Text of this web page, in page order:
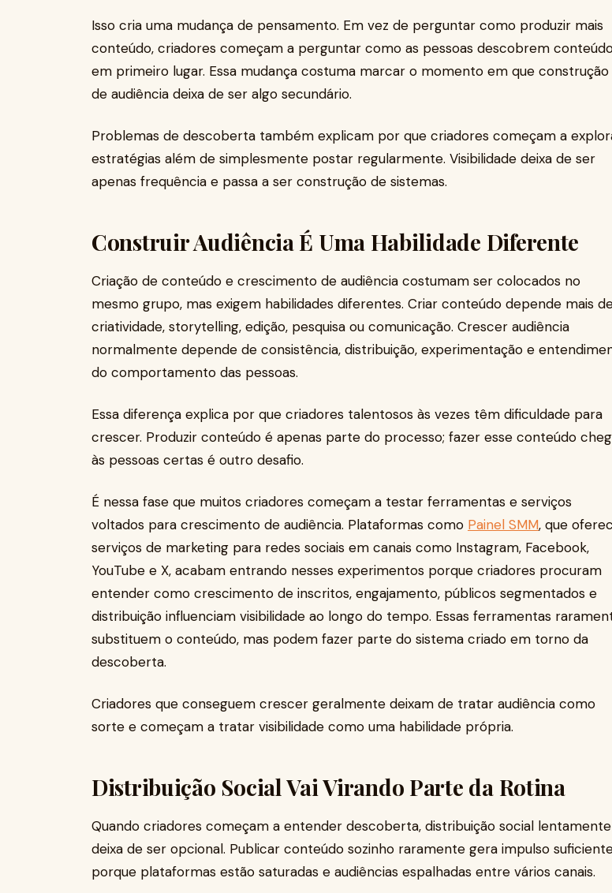
Isso cria uma mudança de pensamento. Em vez de perguntar como produzir mais
conteúdo, criadores começam a perguntar como as pessoas descobrem
em primeiro lugar. Essa mudança costuma marcar o momento em que construção
de audiência deixa de ser algo secundário.
Problemas de descoberta também explicam por que criadores começam a
estratégias além de simplesmente postar regularmente. Visibilidade deixa de ser
apenas frequência e passa a ser construção de sistemas.
Construir Audiência É Uma Habilidade Diferente
Criação de conteúdo e crescimento de audiência costumam ser colocados no
mesmo grupo, mas exigem habilidades diferentes. Criar conteúdo depende mais
criatividade, storytelling, edição, pesquisa ou comunicação. Crescer audiência
normalmente depende de consistência, distribuição, experimentação e
do comportamento das pessoas.
Essa diferença explica por que criadores talentosos às vezes têm dificuldade para
crescer. Produzir conteúdo é apenas parte do processo; fazer esse conteúdo
às pessoas certas é outro desafio.
É nessa fase que muitos criadores começam a testar ferramentas e serviços
voltados para crescimento de audiência. Plataformas como Painel SMM, que
serviços de marketing para redes sociais em canais como Instagram, Facebook,
YouTube e X, acabam entrando nesses experimentos porque criadores procuram
entender como crescimento de inscritos, engajamento, públicos segmentados e
distribuição influenciam visibilidade ao longo do tempo. Essas ferramentas
substituem o conteúdo, mas podem fazer parte do sistema criado em torno da
descoberta.
Criadores que conseguem crescer geralmente deixam de tratar audiência como
sorte e começam a tratar visibilidade como uma habilidade própria.
Distribuição Social Vai Virando Parte da Rotina
Quando criadores começam a entender descoberta, distribuição social lentamente
deixa de ser opcional. Publicar conteúdo sozinho raramente gera impulso
porque plataformas estão saturadas e audiências espalhadas entre vários canais.